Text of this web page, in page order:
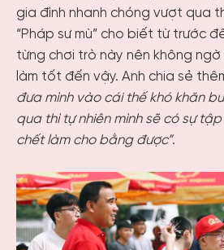
gia đình nhanh chóng vượt qua
“Pháp sư mù” cho biết từ trước
từng chơi trò này nên không
làm tốt đến vậy. Anh chia sẻ
đưa mình vào cái thế khó khăn
qua thì tự nhiên mình sẽ có sự
chết làm cho bằng được”.